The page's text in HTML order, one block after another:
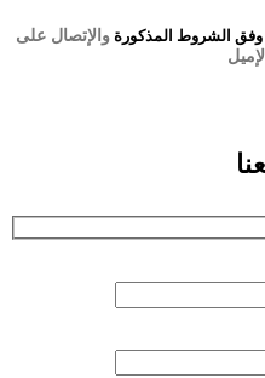
وفق الشروط المذكورة والإتصال على